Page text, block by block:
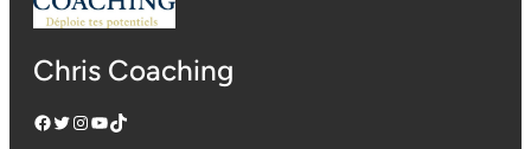
Chris Coaching
Facebook Twitter InstagramYouTube TikTok